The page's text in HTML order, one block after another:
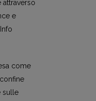
attraverso
e
come
sulle